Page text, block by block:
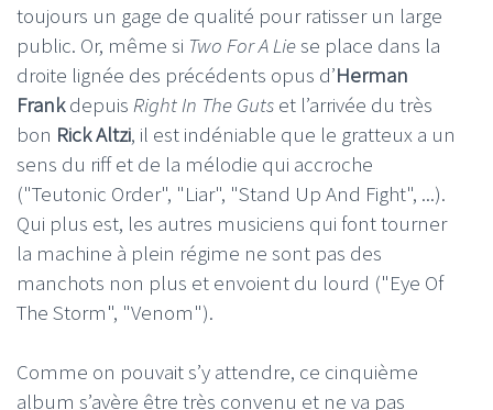
toujours un gage de qualité pour ratisser un large
public. Or, même si Two For A Liese place dans la
droite lignée des précédents opus d’Herman
Frankdepuis Right In The Guts et l’arrivée du très
bon Rick Altzi, il est indéniable que le gratteux a un
sens du riff et de la mélodie qui accroche
("Teutonic Order", "Liar", "Stand Up And Fight", ...).
Qui plus est, les autres musiciens qui font tourner
la machine à plein régime ne sont pas des
manchots non plus et envoient du lourd ("Eye Of
The Storm", "Venom").
Comme on pouvait s’y attendre, ce cinquième
album s’avère être très convenu et ne va pas